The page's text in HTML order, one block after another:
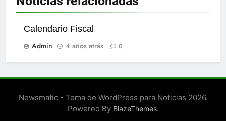
Calendario Fiscal
Admin
4 años atrás 0
Newsmatic - Tema de WordPress para Noticias 2026.
Powered By BlazeThemes.